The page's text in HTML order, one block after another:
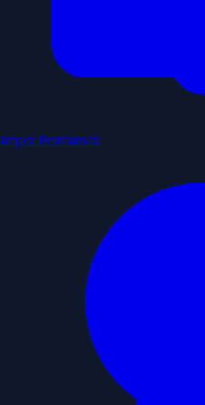
Impor Permainan